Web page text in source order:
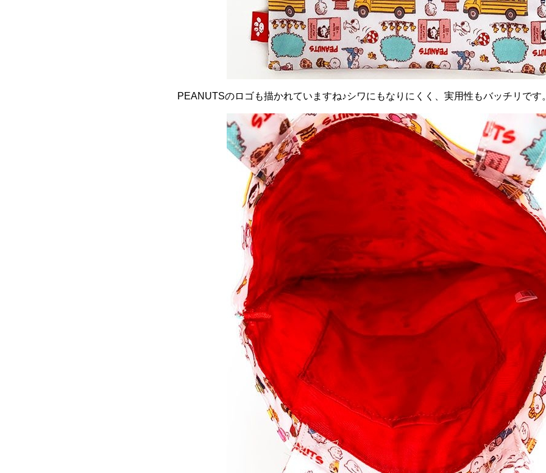
PEANUTSのロゴも描かれていますね♪シワにもなりにくく、実用性もバッチリです